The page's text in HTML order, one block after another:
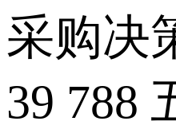
采购决
39 788